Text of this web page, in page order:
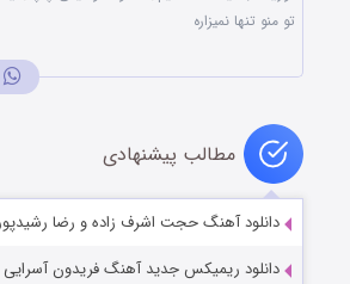
تو منو تنها نمیزاره
مطالب پیشنهادی
دانلود آهنگ حجت اشرف زاده و رضا رشیدپور
دانلود ریمیکس جدید آهنگ فریدون آسرایی